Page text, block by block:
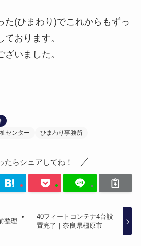
た(ひまわり)でこれからもずっ
おります。
いました。
センター ひまわり事務所
たらシェアしてね！
整理
40フィートコンテナ4台設
置完了｜奈良県橿原市